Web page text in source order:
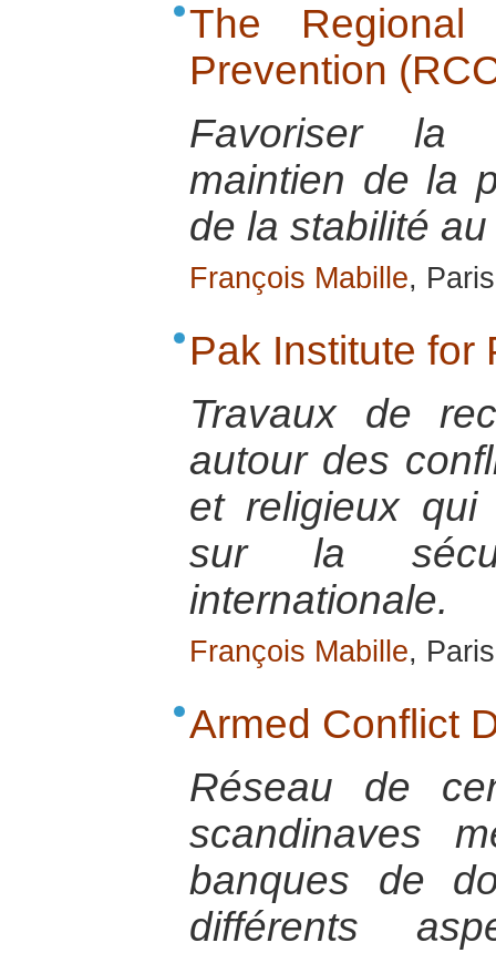
The
Prevention
Favoriser la
maintien de la
de la stabilité
François Mabille,
Pak Institute for
Travaux de
autour des
et religieux
sur la
internationale.
François Mabille,
Armed Conflict
Réseau de
scandinaves
banques de
différents